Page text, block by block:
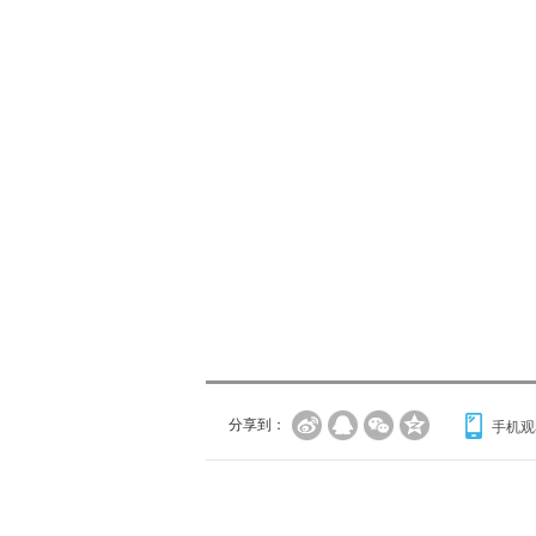
分享到： 手机